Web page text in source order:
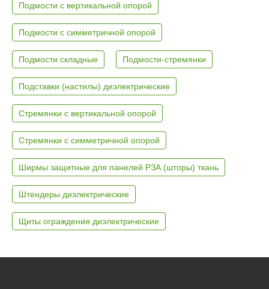
Подмости с вертикальной опорой
Подмости с симметричной опорой
Подмости складные Подмости-стремянки
Подставки (настилы) диэлектрические
Стремянки с вертикальной опорой
Стремянки с симметричной опорой
Ширмы защитные для панелей РЗА (шторы) ткань
Штендеры диэлектрические
Щиты ограждения диэлектрические